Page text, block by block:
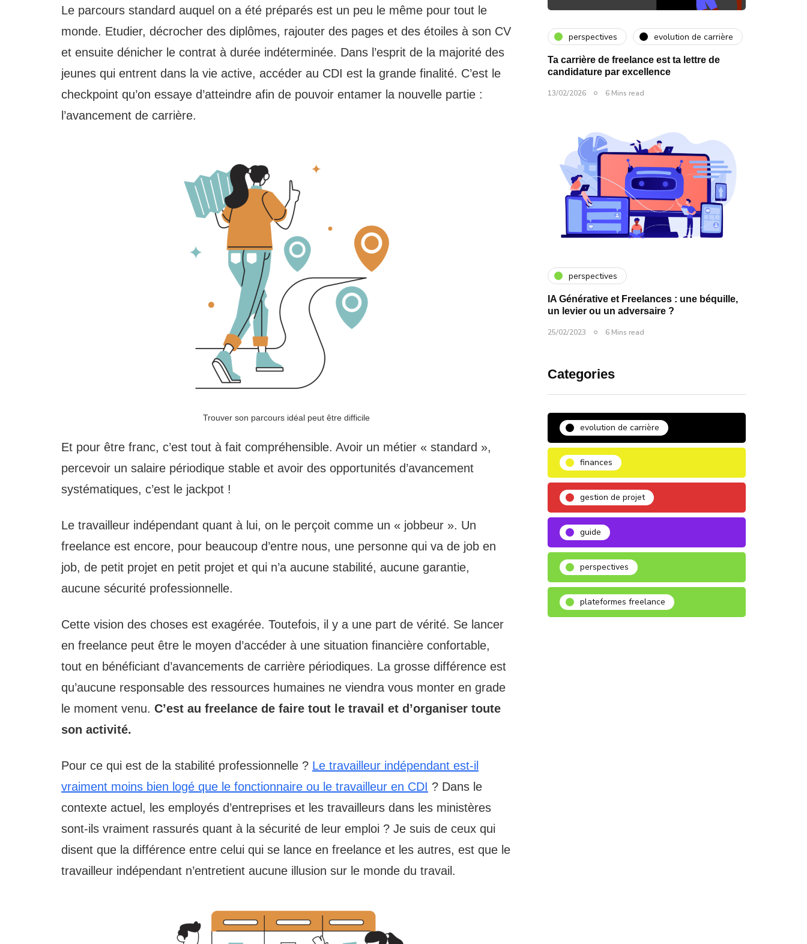
Le parcours standard auquel on a été préparés est un peu le même pour tout le
monde. Etudier, décrocher des diplômes, rajouter des pages et des étoiles à son CV
et ensuite dénicher le contrat à durée indéterminée. Dans l’esprit de la majorité des
jeunes qui entrent dans la vie active, accéder au CDI est la grande finalité. C’est le
checkpoint qu’on essaye d’atteindre afin de pouvoir entamer la nouvelle partie :
l’avancement de carrière.
Trouver son parcours idéal peut être difficile
Et pour être franc, c’est tout à fait compréhensible. Avoir un métier « standard »,
percevoir un salaire périodique stable et avoir des opportunités d’avancement
systématiques, c’est le jackpot !
Le travailleur indépendant quant à lui, on le perçoit comme un « jobbeur ». Un
freelance est encore, pour beaucoup d’entre nous, une personne qui va de job en
job, de petit projet en petit projet et qui n’a aucune stabilité, aucune garantie,
aucune sécurité professionnelle.
Cette vision des choses est exagérée. Toutefois, il y a une part de vérité. Se lancer
en freelance peut être le moyen d’accéder à une situation financière confortable,
tout en bénéficiant d’avancements de carrière périodiques. La grosse différence est
qu’aucune responsable des ressources humaines ne viendra vous monter en grade
le moment venu. C’est au freelance de faire tout le travail et d’organiser toute
son activité.
Pour ce qui est de la stabilité professionnelle ? Le travailleur indépendant est-il
vraiment moins bien logé que le fonctionnaire ou le travailleur en CDI ? Dans le
contexte actuel, les employés d’entreprises et les travailleurs dans les ministères
sont-ils vraiment rassurés quant à la sécurité de leur emploi ? Je suis de ceux qui
disent que la différence entre celui qui se lance en freelance et les autres, est que le
travailleur indépendant n’entretient aucune illusion sur le monde du travail.
perspectives evolution de carrière
Ta carrière de freelance est ta lettre de
candidature par excellence
13/02/2026 6 Mins read
perspectives
IA Générative et Freelances : une béquille,
un levier ou un adversaire ?
25/02/2023 6 Mins read
Categories
evolution de carrière
finances
gestion de projet
guide
perspectives
plateformes freelance